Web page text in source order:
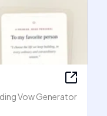
Vow Generator